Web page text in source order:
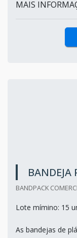
MAIS
BANDEJA
BANDPACK
Lote mímino: 15
As bandejas de